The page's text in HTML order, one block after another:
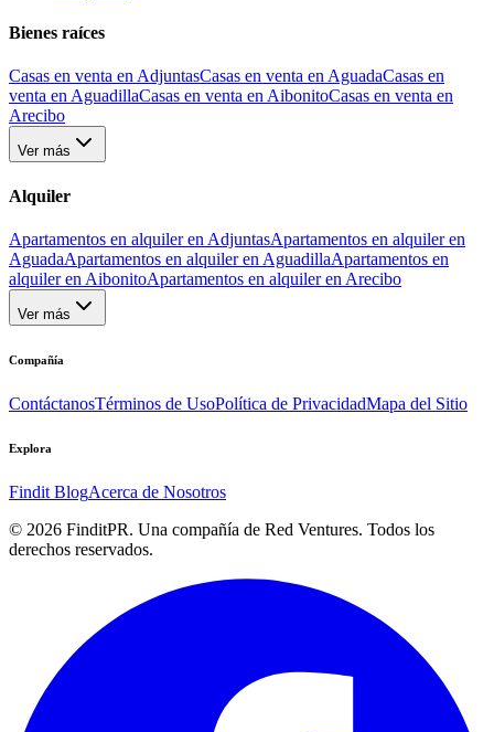
Bienes raíces
Casas en venta en AdjuntasCasas en venta en AguadaCasas en
venta en AguadillaCasas en venta en AibonitoCasas en venta en
Arecibo
Ver más
Alquiler
Apartamentos en alquiler en AdjuntasApartamentos en alquiler en
AguadaApartamentos en alquiler en AguadillaApartamentos en
alquiler en AibonitoApartamentos en alquiler en Arecibo
Ver más
Compañía
ContáctanosTérminos de UsoPolítica de PrivacidadMapa del Sitio
Explora
Findit BlogAcerca de Nosotros
© 2026 FinditPR. Una compañía de Red Ventures. Todos los
derechos reservados.